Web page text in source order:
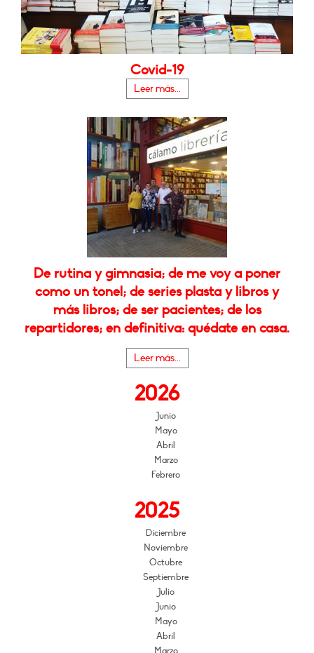
Covid-19
Leer más...
De rutina y gimnasia; de me voy a poner
como un tonel; de series plasta y libros y
más libros; de ser pacientes; de los
repartidores; en definitiva: quédate en casa.
Leer más...
2026
Junio
Mayo
Abril
Marzo
Febrero
2025
Diciembre
Noviembre
Octubre
Septiembre
Julio
Junio
Mayo
Abril
Marzo